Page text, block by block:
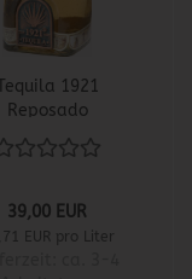
1921
Reposado
39,00 EUR
EUR pro Liter